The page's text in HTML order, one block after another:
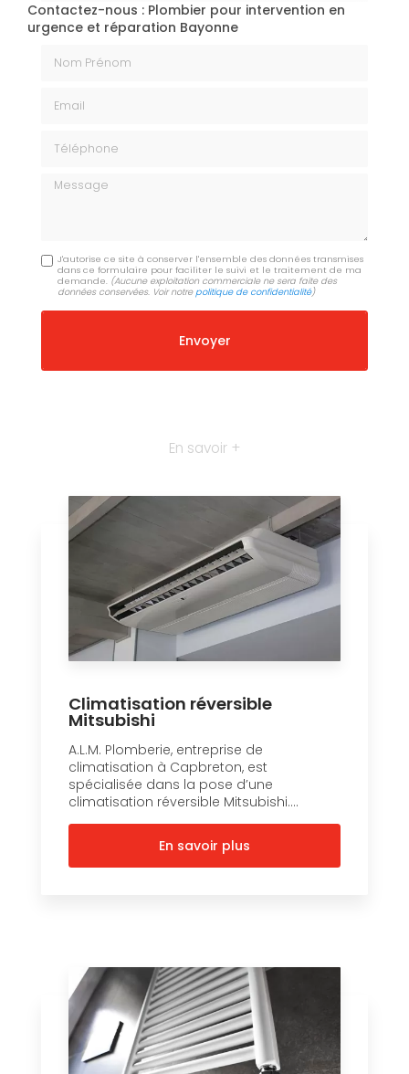
Contactez-nous : Plombier pour intervention en
urgence et réparation Bayonne
Message
J'autorise ce site à conserver l'ensemble des données transmises
dans ce formulaire pour faciliter le suivi et le traitement de ma
demande. (Aucune exploitation commerciale ne sera faite des
données conservées. Voir notrepolitique de confidentialité)
En savoir +
Climatisation réversible
Mitsubishi
A.L.M. Plomberie, entreprise de
climatisation à Capbreton, est
spécialisée dans la pose d’une
climatisation réversible Mitsubishi....
En savoir plus